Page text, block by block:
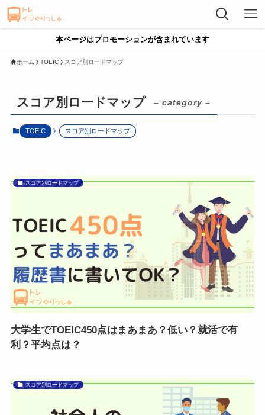
本ページはプロモーションが含まれています
ホーム TOEIC スコア別ロードマップ
スコア別ロードマップ – category –
TOEIC スコア別ロードマップ
スコア別ロードマップ
大学生でTOEIC450点はまあまあ？低い？就活で有
利？平均点は？
スコア別ロードマップ